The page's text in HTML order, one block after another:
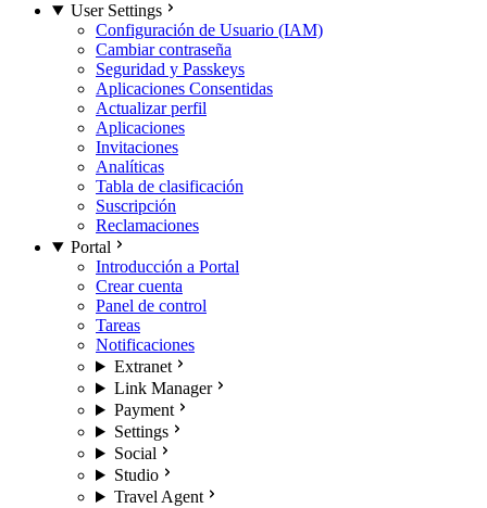
User Settings
Configuración de Usuario (IAM)
Cambiar contraseña
Seguridad y Passkeys
Aplicaciones Consentidas
Actualizar perfil
Aplicaciones
Invitaciones
Analíticas
Tabla de clasificación
Suscripción
Reclamaciones
Portal
Introducción a Portal
Crear cuenta
Panel de control
Tareas
Notificaciones
Extranet
Link Manager
Payment
Settings
Social
Studio
Travel Agent